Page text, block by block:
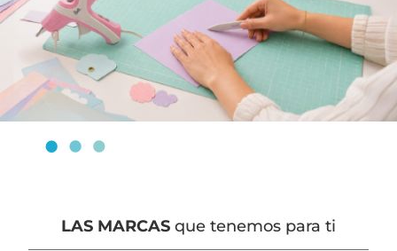
LAS MARCAS que tenemos para ti